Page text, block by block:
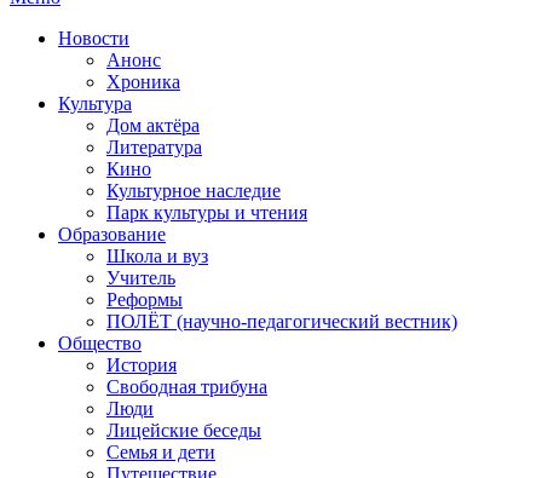
Новости
Анонс
Хроника
Культура
Дом актёра
Литература
Кино
Культурное наследие
Парк культуры и чтения
Образование
Школа и вуз
Учитель
Реформы
ПОЛЁТ (научно-педагогический вестник)
Общество
История
Свободная трибуна
Люди
Лицейские беседы
Семья и дети